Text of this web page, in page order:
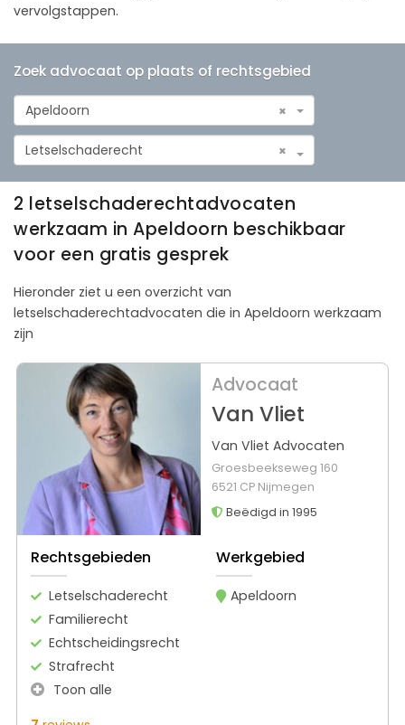
vervolgstappen.
Zoek advocaat op plaats of rechtsgebied
×
Apeldoorn
×
Letselschaderecht
2 letselschaderechtadvocaten
werkzaam in Apeldoorn beschikbaar
voor een gratis gesprek
Hieronder ziet u een overzicht van
letselschaderechtadvocaten die in Apeldoorn werkzaam
zijn
Advocaat
Van Vliet
Van Vliet Advocaten
Groesbeekseweg 160
6521 CP Nijmegen
Beëdigd in 1995
Rechtsgebieden
Letselschaderecht
Familierecht
Echtscheidingsrecht
Strafrecht
Toon alle
Werkgebied
Apeldoorn